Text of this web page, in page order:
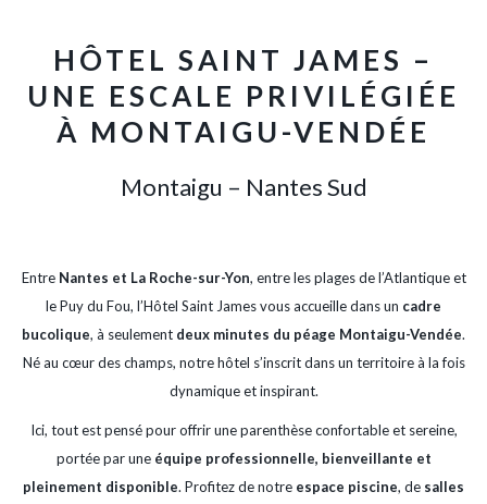
update
the
content
Précédent
vrai point fort, avec un personnel attentif, souriant et toujours prêt à…
Mohammed 1/5
HÔTEL SAINT JAMES –
UNE ESCALE PRIVILÉGIÉE
À MONTAIGU-VENDÉE
Montaigu – Nantes Sud
EntreNantes et La Roche-sur-Yon, entre les plages de l’Atlantique et
le Puy du Fou, l’Hôtel Saint James vous accueille dans un cadre
bucolique, à seulement deux minutes du péage Montaigu-Vendée.
Né au cœur des champs, notre hôtel s’inscrit dans un territoire à la fois
dynamique et inspirant.
Ici, tout est pensé pour offrir une parenthèse confortable et sereine,
portée par une équipe professionnelle, bienveillante et
pleinement disponible. Profitez de notre espace piscine, de salles